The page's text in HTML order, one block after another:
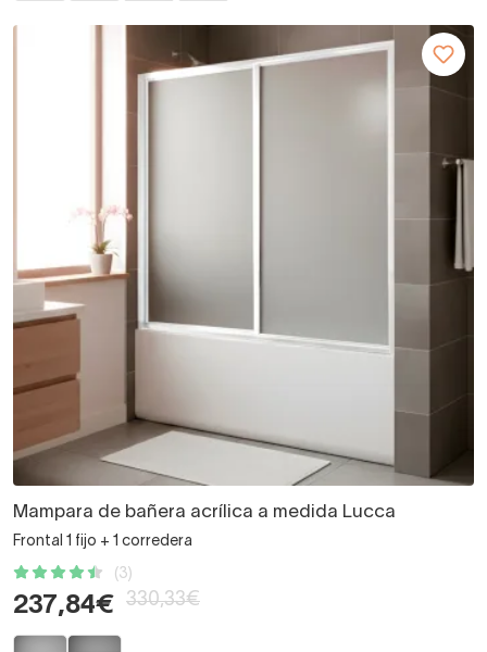
Mampara de bañera acrílica a medida Lucca
Frontal 1 fijo + 1 corredera
(3)
237,84€ 330,33€